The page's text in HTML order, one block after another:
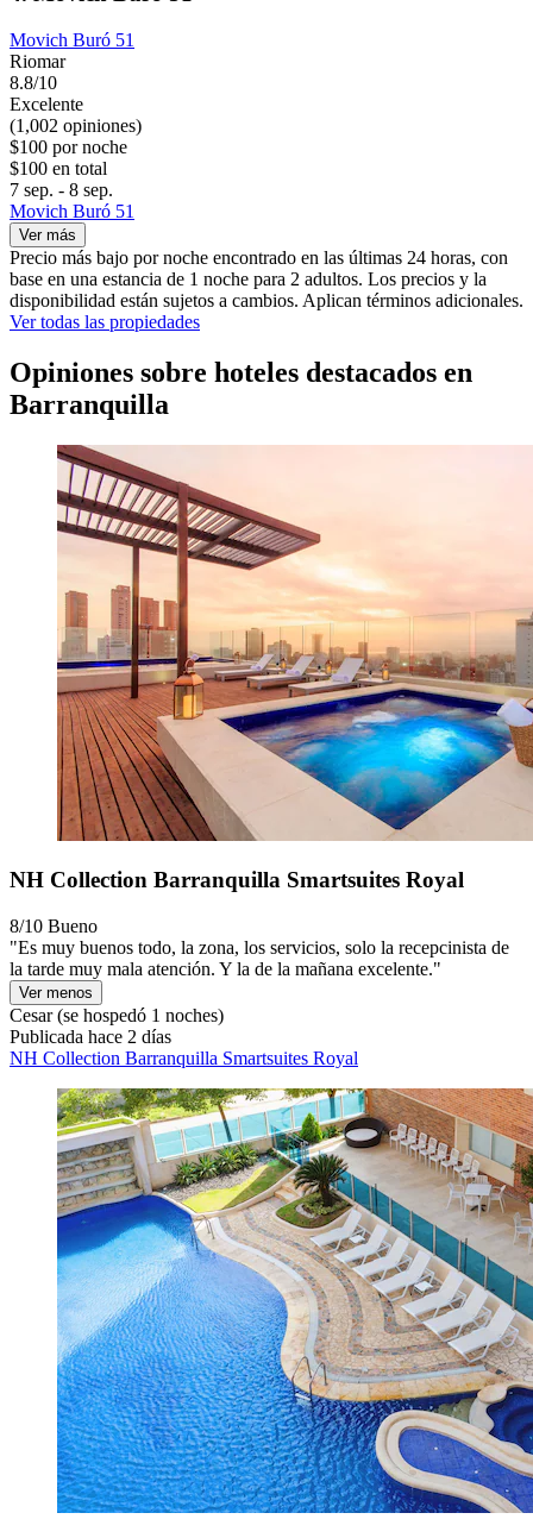
Movich Buró 51
Riomar
8.8/10
Excelente
(1,002 opiniones)
$100 por noche
$100 en total
7 sep. - 8 sep.
Movich Buró 51
Ver más
Precio más bajo por noche encontrado en las últimas 24 horas, con
base en una estancia de 1 noche para 2 adultos. Los precios y la
disponibilidad están sujetos a cambios. Aplican términos adicionales.
Ver todas las propiedades
Opiniones sobre hoteles destacados en
Barranquilla
NH Collection Barranquilla Smartsuites Royal
8/10 Bueno
"Es muy buenos todo, la zona, los servicios, solo la recepcinista de
la tarde muy mala atención. Y la de la mañana excelente."
Ver menos
Cesar(se hospedó 1 noches)
Publicada hace 2 días
NH Collection Barranquilla Smartsuites Royal